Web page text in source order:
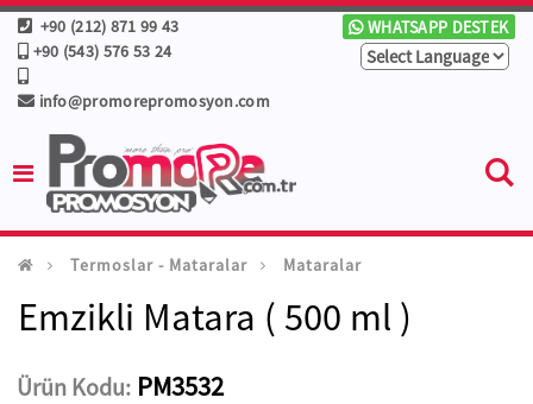
+90 (212) 871 99 43
+90 (543) 576 53 24
info@promorepromosyon.com
WHATSAPP DESTEK
Termoslar - Mataralar Mataralar
Emzikli Matara ( 500 ml )
Ürün Kodu: PM3532